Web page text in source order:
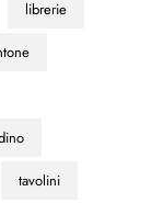
librerie
tavolini